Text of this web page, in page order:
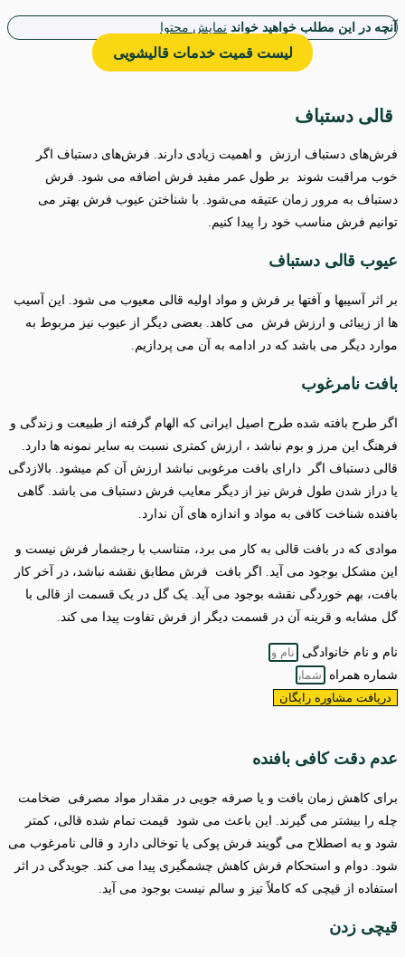
آنچه در این مطلب خواهید خواند نمایش محتوا
لیست قمیت خدمات قالیشویی
قالی دستباف
فرش‌های دستباف ارزش و اهمیت زیادی دارند. فرش‌های دستباف اگر
خوب مراقبت شوند بر طول عمر مفید فرش اضافه می شود. فرش
دستباف به مرور زمان عتیقه می‌شود. با شناختن عیوب فرش بهتر می
توانیم فرش مناسب خود را پیدا کنیم.
عیوب قالی دستباف
بر اثر آسیبها و آفتها بر فرش و مواد اولیه قالی معیوب می شود. این آسیب
ها از زیبائی و ارزش فرش می کاهد. بعضی دیگر از عیوب نیز مربوط به
موارد دیگر می باشد که در ادامه به آن می پردازیم.
بافت نامرغوب
اگر طرح بافته شده طرح اصیل ایرانی که الهام گرفته از طبیعت و زندگی و
فرهنگ این مرز و بوم نباشد ، ارزش کمتری نسبت به سایر نمونه ها دارد.
قالی دستباف اگر دارای بافت مرغوبی نباشد ارزش آن کم میشود. بالازدگی
یا دراز شدن طول فرش نیز از دیگر معایب فرش دستباف می باشد. گاهی
بافنده شناخت کافی به مواد و اندازه های آن ندارد.
موادی که در بافت قالی به کار می برد، متناسب با رجشمار فرش نیست و
این مشکل بوجود می آید. اگر بافت فرش مطابق نقشه نباشد، در آخر کار
بافت، بهم خوردگی نقشه بوجود می آید. یک گل در یک قسمت از قالی با
گل مشابه و قرینه آن در قسمت دیگر از فرش تفاوت پیدا می کند.
نام و نام خانوادگی
شماره همراه
دریافت مشاوره رایگان
عدم دقت کافی بافنده
برای کاهش زمان بافت و یا صرفه جویی در مقدار مواد مصرفی ضخامت
چله را بیشتر می گیرند. این باعث می شود قیمت تمام شده قالی، کمتر
شود و به اصطلاح می گویند فرش پوکی یا توخالی دارد و قالی نامرغوب می
شود. دوام و استحکام فرش کاهش چشمگیری پیدا می کند. جویدگی در اثر
استفاده از قیچی که کاملاً تیز و سالم نیست بوجود می آید.
قیچی زدن